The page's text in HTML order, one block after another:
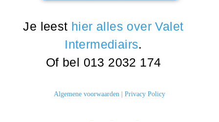
Je leest hier alles over Valet
Intermediairs.
Of bel 013 2032 174
Algemene voorwaarden | Privacy Policy